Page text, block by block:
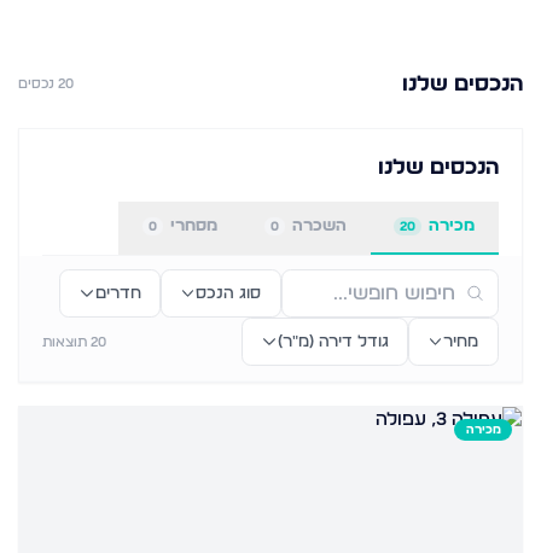
הנכסים שלנו 20נכסים
הנכסים שלנו
מכירה 20 השכרה 0 מסחרי 0
סוג הנכס חדרים
מחיר גודל דירה (מ״ר) 20 תוצאות
מכירה